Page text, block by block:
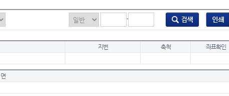
-
지번 축척 좌표확인